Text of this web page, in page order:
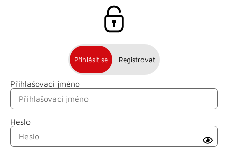
Přihlásit se Registrovat
Přihlašovací jméno
Heslo
Jméno
Příjmení